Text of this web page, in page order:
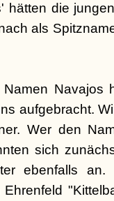
hätten die
als
Navajos
aufgebracht.
Wer den
sich
ebenfalls